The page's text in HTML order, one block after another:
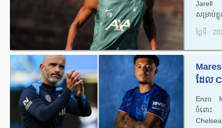
Jarell
សម្រាប់ខ្
ថ្ងៃទី :
ដែល
Enzo
ចំពោះ